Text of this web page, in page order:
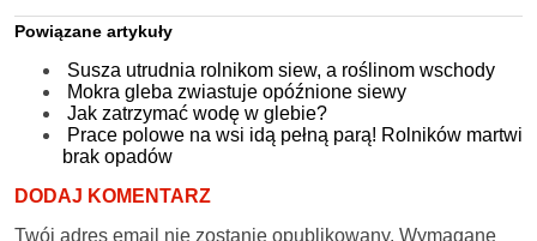
Powiązane artykuły
Susza utrudnia rolnikom siew, a roślinom wschody
Mokra gleba zwiastuje opóźnione siewy
Jak zatrzymać wodę w glebie?
Prace polowe na wsi idą pełną parą! Rolników martwi
brak opadów
DODAJ KOMENTARZ
Twój adres email nie zostanie opublikowany. Wymagane